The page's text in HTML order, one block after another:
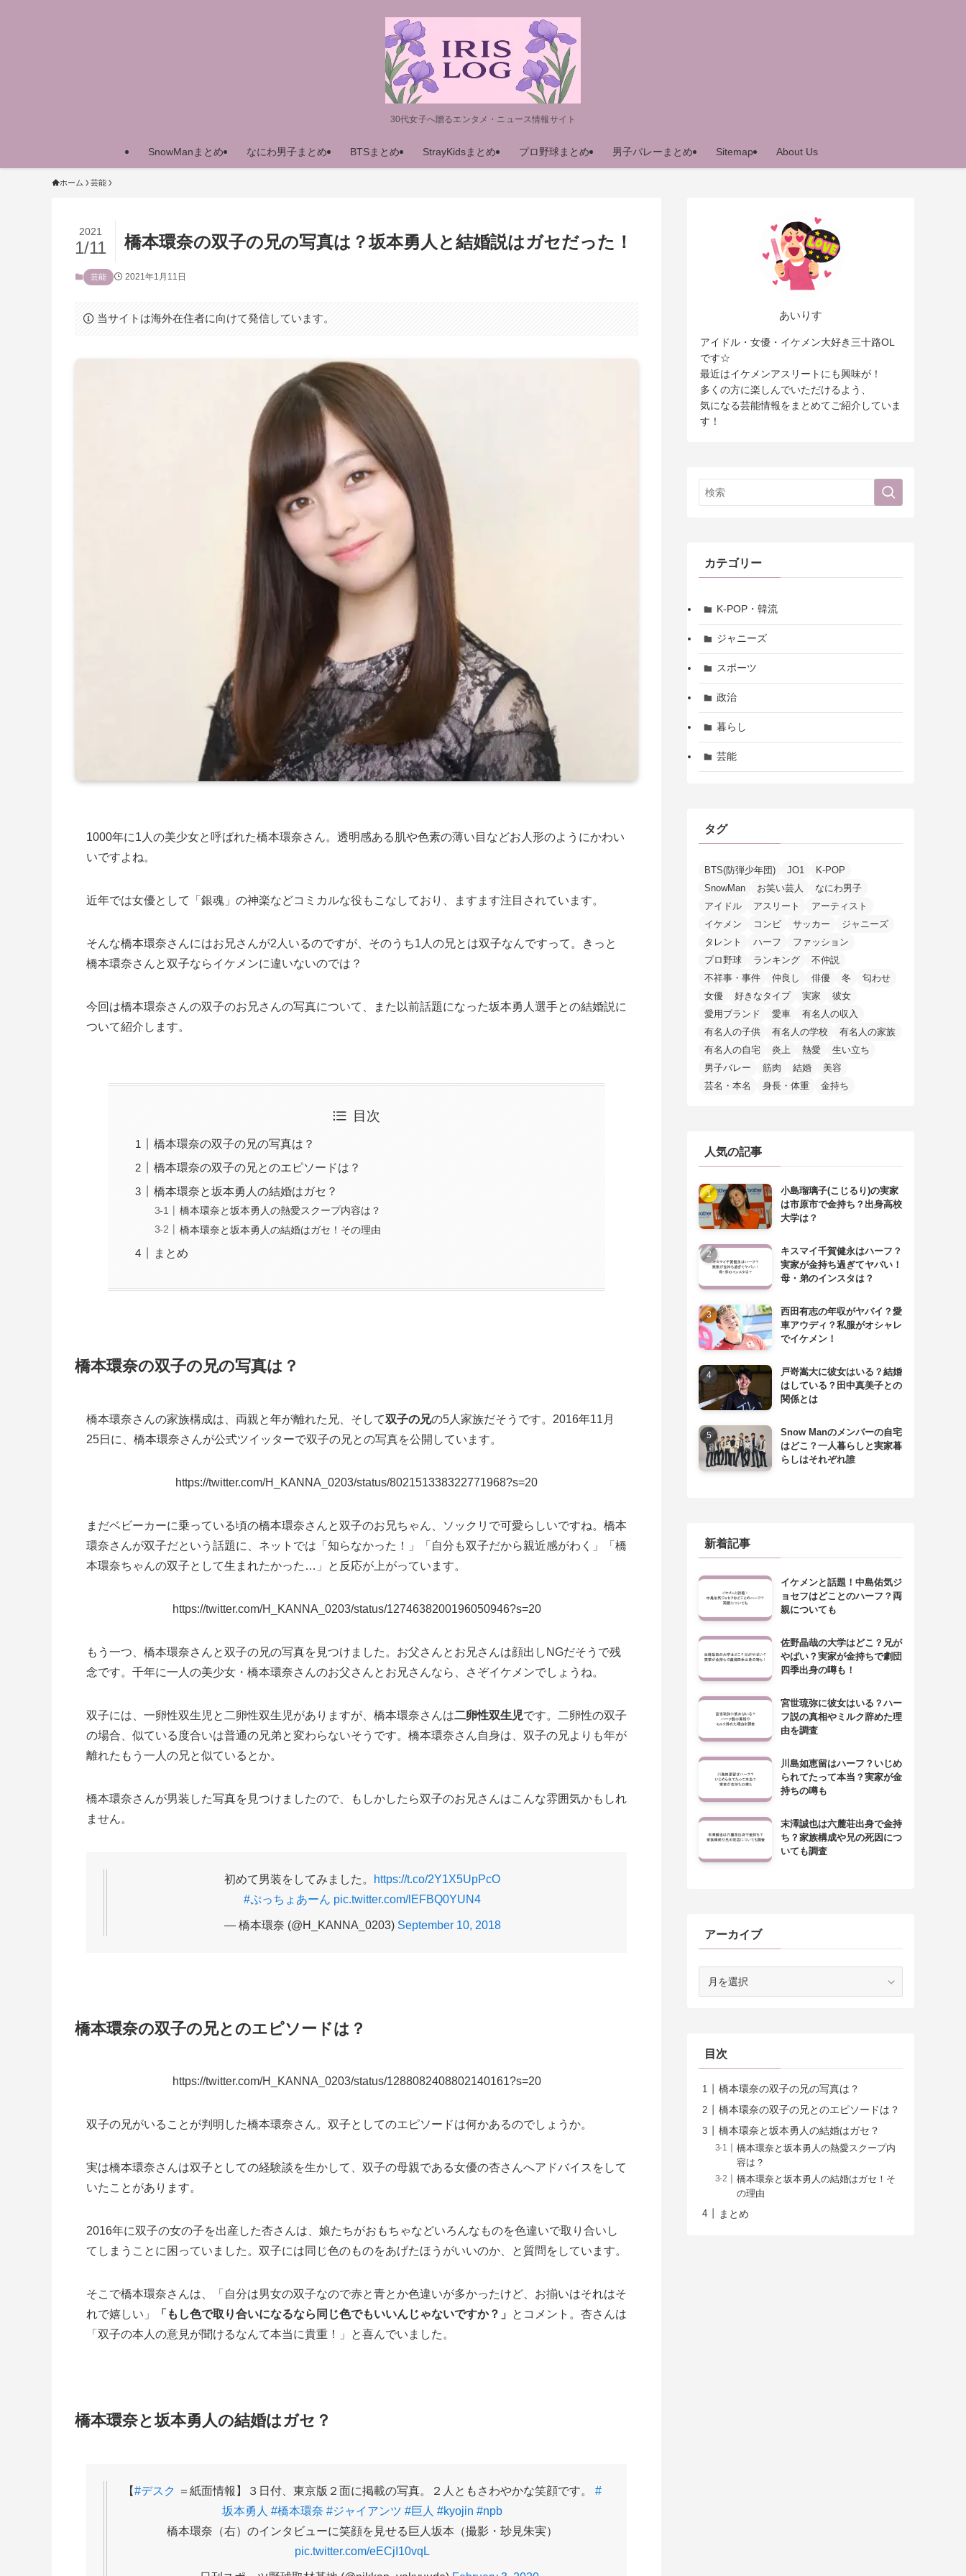
30代女子へ贈るエンタメ・ニュース情報サイト
SnowManまとめ なにわ男子まとめ BTSまとめ StrayKidsまとめ プロ野球まとめ 男子バレーまとめ Sitemap About Us
ホーム 芸能
橋本環奈の双子の兄の写真は？坂本勇人と結婚説はガセだった！
2021
1/11
芸能 2021年1月11日
当サイトは海外在住者に向けて発信しています。
1000年に1人の美少女と呼ばれた橋本環奈さん。透明感ある肌や色素の薄い目などお人形のようにかわい
いですよね。
近年では女優として「銀魂」の神楽などコミカルな役もこなしており、ますます注目されています。
そんな橋本環奈さんにはお兄さんが2人いるのですが、そのうち1人の兄とは双子なんですって。きっと
橋本環奈さんと双子ならイケメンに違いないのでは？
今回は橋本環奈さんの双子のお兄さんの写真について、また以前話題になった坂本勇人選手との結婚説に
ついて紹介します。
目次
橋本環奈の双子の兄の写真は？
橋本環奈の双子の兄とのエピソードは？
橋本環奈と坂本勇人の結婚はガセ？
橋本環奈と坂本勇人の熱愛スクープ内容は？
橋本環奈と坂本勇人の結婚はガセ！その理由
まとめ
橋本環奈の双子の兄の写真は？
橋本環奈さんの家族構成は、両親と年が離れた兄、そして双子の兄の5人家族だそうです。2016年11月
25日に、橋本環奈さんが公式ツイッターで双子の兄との写真を公開しています。
https://twitter.com/H_KANNA_0203/status/802151338322771968?s=20
まだベビーカーに乗っている頃の橋本環奈さんと双子のお兄ちゃん、ソックリで可愛らしいですね。橋本
環奈さんが双子だという話題に、ネットでは「知らなかった！」「自分も双子だから親近感がわく」「橋
本環奈ちゃんの双子として生まれたかった…」と反応が上がっています。
https://twitter.com/H_KANNA_0203/status/1274638200196050946?s=20
もう一つ、橋本環奈さんと双子の兄の写真を見つけました。お父さんとお兄さんは顔出しNGだそうで残
念です。千年に一人の美少女・橋本環奈さんのお父さんとお兄さんなら、さぞイケメンでしょうね。
双子には、一卵性双生児と二卵性双生児がありますが、橋本環奈さんは二卵性双生児です。二卵性の双子
の場合、似ている度合いは普通の兄弟と変わらないそうです。橋本環奈さん自身は、双子の兄よりも年が
離れたもう一人の兄と似ているとか。
橋本環奈さんが男装した写真を見つけましたので、もしかしたら双子のお兄さんはこんな雰囲気かもしれ
ません。
初めて男装をしてみました。
https://t.co/2Y1X5UpPcO
#ぷっちょあーん pic.twitter.com/lEFBQ0YUN4
— 橋本環奈 (@H_KANNA_0203) September 10, 2018
橋本環奈の双子の兄とのエピソードは？
https://twitter.com/H_KANNA_0203/status/1288082408802140161?s=20
双子の兄がいることが判明した橋本環奈さん。双子としてのエピソードは何かあるのでしょうか。
実は橋本環奈さんは双子としての経験談を生かして、双子の母親である女優の杏さんへアドバイスをして
いたことがあります。
2016年に双子の女の子を出産した杏さんは、娘たちがおもちゃなどいろんなものを色違いで取り合いし
てしまうことに困っていました。双子には同じ色のものをあげたほうがいいのか、と質問をしています。
そこで橋本環奈さんは、「自分は男女の双子なので赤と青とか色違いが多かったけど、お揃いはそれはそ
れで嬉しい」
「もし色で取り合いになるなら同じ色でもいいんじゃないですか？」
とコメント。杏さんは
「双子の本人の意見が聞けるなんて本当に貴重！」と喜んでいました。
橋本環奈と坂本勇人の結婚はガセ？
【#デスク ＝紙面情報】３日付、東京版２面に掲載の写真。２人ともさわやかな笑顔です。 #
坂本勇人 #橋本環奈 #ジャイアンツ #巨人 #kyojin #npb
橋本環奈（右）のインタビューに笑顔を見せる巨人坂本（撮影・玅見朱実）
pic.twitter.com/eECjI10vqL
あいりす
アイドル・女優・イケメン大好き三十路OL
です☆
最近はイケメンアスリートにも興味が！
多くの方に楽しんでいただけるよう、
気になる芸能情報をまとめてご紹介していま
す！
カテゴリー
K-POP・韓流
ジャニーズ
スポーツ
政治
暮らし
芸能
タグ
BTS(防弾少年団) JO1
K-POP
SnowMan
お笑い芸人
なにわ男子
アイドル
アスリート
アーティスト
イケメン
コンビ サッカー
ジャニーズ
タレント
ハーフ
ファッション
プロ野球
ランキング
不仲説
不祥事・事件
仲良し 俳優 冬
匂わせ
女優
好きなタイプ 実家
彼女
愛用ブランド
愛車
有名人の収入
有名人の子供
有名人の学校
有名人の家族
有名人の自宅
炎上 熱愛
生い立ち
男子バレー
筋肉 結婚
美容
芸名・本名
身長・体重 金持ち
人気の記事
小島瑠璃子(こじるり)の実家
は市原市で金持ち？出身高校
大学は？
キスマイ千賀健永はハーフ？
実家が金持ち過ぎてヤバい！
母・弟のインスタは？
西田有志の年収がヤバイ？愛
車アウディ？私服がオシャレ
でイケメン！
戸嵜嵩大に彼女はいる？結婚
はしている？田中真美子との
関係とは
Snow Manのメンバーの自宅
はどこ？一人暮らしと実家暮
らしはそれぞれ誰
新着記事
イケメンと話題！中島佑気ジ
ョセフはどことのハーフ？両
親についても
佐野晶哉の大学はどこ？兄が
やばい？実家が金持ちで劇団
四季出身の噂も！
宮世琉弥に彼女はいる？ハー
フ説の真相やミルク辞めた理
由を調査
川島如恵留はハーフ？いじめ
られてたって本当？実家が金
持ちの噂も
末澤誠也は六麓荘出身で金持
ち？家族構成や兄の死因につ
いても調査
アーカイブ
目次
橋本環奈の双子の兄の写真は？
橋本環奈の双子の兄とのエピソードは？
橋本環奈と坂本勇人の結婚はガセ？
橋本環奈と坂本勇人の熱愛スクープ内
容は？
橋本環奈と坂本勇人の結婚はガセ！そ
の理由
まとめ